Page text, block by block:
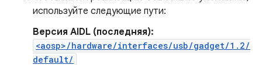
используйте следующие пути:
Версия AIDL (последняя):
<aosp>/hardware/interfaces/usb/gadget/1.2/
default/